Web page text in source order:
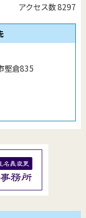
アクセス数8297
堅倉835